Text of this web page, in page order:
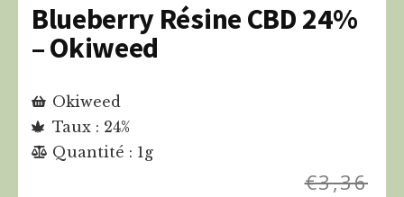
Blueberry Résine CBD 24%
– Okiweed
Okiweed
Taux : 24%
Quantité : 1g
€3,36